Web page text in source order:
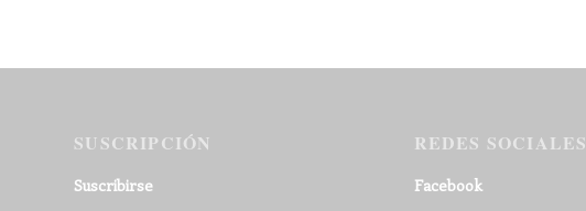
SUSCRIPCIÓN
Suscribirse
REDES SOCIALES
Facebook